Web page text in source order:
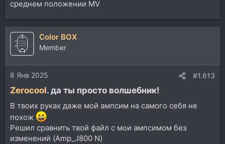
среднем положении MV
Color BOX
Member
8 Янв 2025 #1.613
Zerocool. да ты просто волшебник!​
В твоих руках даже мой ампсим на самого себя не
похож
Решил сравнить твой файл с мои ампсимом без
изменений (Amp_J800 N)